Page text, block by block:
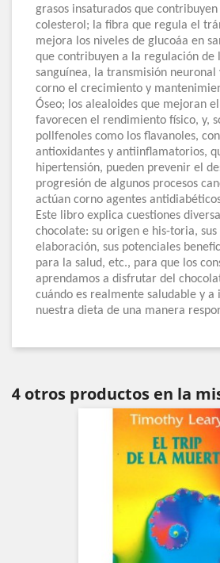
grasos insaturados que
colesterol; la fibra que regula el
mejora los niveles de glucoáa en
que contribuyen a la regulación de
sanguínea, la transmisión
corno el crecimiento y
Óseo; los alealoides que mejoran
favorecen el rendimiento físico, y,
pollfenoles como los flavanoles,
antioxidantes y antiinflamatorios,
hipertensión, pueden prevenir el
progresión de algunos procesos
actúan corno agentes
Este libro explica cuestiones
chocolate: su origen e his-toria,
elaboración, sus potenciales
para la salud, etc., para que los
aprendamos a disfrutar del
cuándo es realmente saludable y a
nuestra dieta de una manera
4 otros productos en la